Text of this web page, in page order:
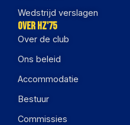
Wedstrijd verslagen
Over HZ'75
Over de club
Ons beleid
Accommodatie
Bestuur
Commissies